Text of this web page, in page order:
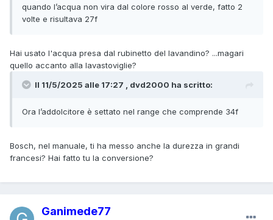
quando l’acqua non vira dal colore rosso al verde, fatto 2
volte e risultava 27f
Hai usato l'acqua presa dal rubinetto del lavandino? ...magari
quello accanto alla lavastoviglie?
Il 11/5/2025 alle 17:27 , dvd2000 ha scritto:
Ora l’addolcitore è settato nel range che comprende 34f
Bosch, nel manuale, ti ha messo anche la durezza in grandi
francesi? Hai fatto tu la conversione?
Ganimede77